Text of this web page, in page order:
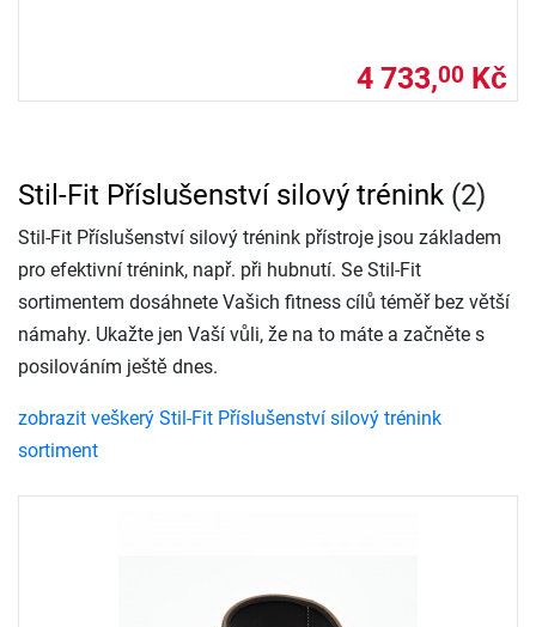
4 733,00 Kč
Stil-Fit Příslušenství silový trénink (2)
Stil-Fit Příslušenství silový trénink přístroje jsou základem
pro efektivní trénink, např. při hubnutí. Se Stil-Fit
sortimentem dosáhnete Vašich fitness cílů téměř bez větší
námahy. Ukažte jen Vaší vůli, že na to máte a začněte s
posilováním ještě dnes.
zobrazit veškerý Stil-Fit Příslušenství silový trénink
sortiment